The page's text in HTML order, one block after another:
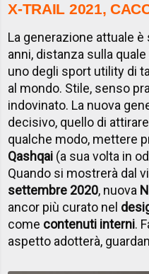
X-TRAIL 2021,
La generazione attuale
anni, distanza sulla quale
uno degli sport utility di
al mondo. Stile, senso
indovinato. La nuova
decisivo, quello di attirare
qualche modo, mettere
Qashqai (a sua volta in
Quando si mostrerà dal
settembre 2020, nuova
ancor più curato nel
come contenuti interni.
aspetto adotterà,